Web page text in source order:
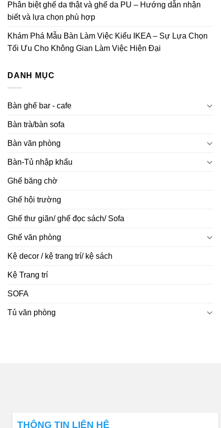
Phân biệt ghế da thật và ghế da PU – Hướng dẫn nhận
biết và lựa chọn phù hợp
Khám Phá Mẫu Bàn Làm Việc Kiểu IKEA – Sự Lựa Chọn
Tối Ưu Cho Không Gian Làm Việc Hiện Đại
DANH MỤC
Bàn ghế bar - cafe
Bàn trà/bàn sofa
Bàn văn phòng
Bàn-Tủ nhập khẩu
Ghế băng chờ
Ghế hội trường
Ghế thư giãn/ ghế đọc sách/ Sofa
Ghế văn phòng
Kệ decor / kệ trang trí/ kệ sách
Kệ Trang trí
SOFA
Tủ văn phòng
THÔNG TIN LIÊN HỆ